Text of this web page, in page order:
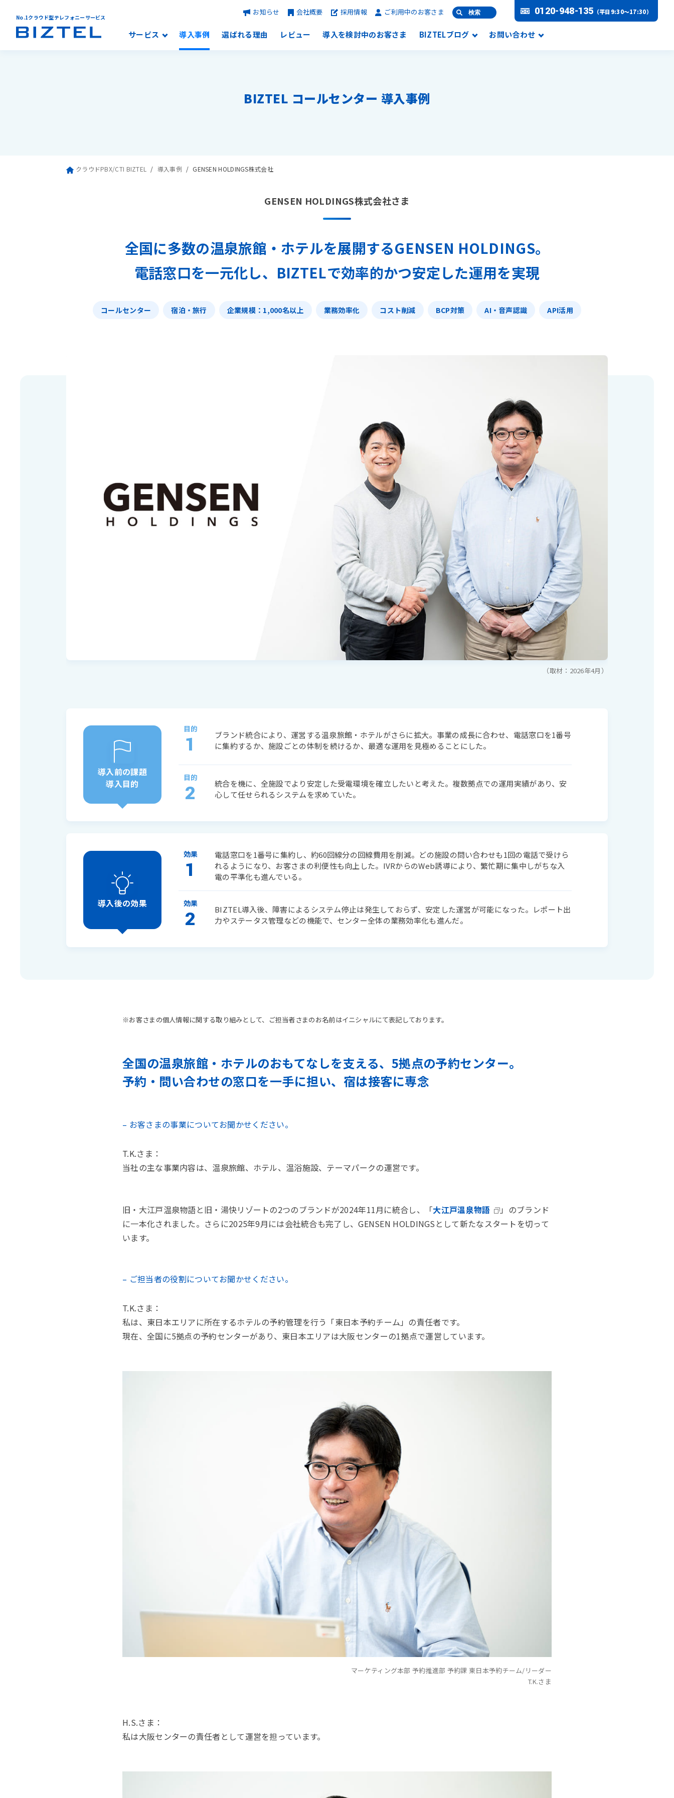
No.1クラウド型テレフォニーサービス
サービス 導入事例 選ばれる理由 レビュー 導入を検討中のお客さま BIZTELブログ お問い合わせ
お知らせ 会社概要 採用情報 ご利用中のお客さま 検索 0120-948-135 （平日9:30～17:30）
BIZTEL コールセンター 導入事例
クラウドPBX/CTI BIZTEL 導入事例 GENSEN HOLDINGS株式会社
GENSEN HOLDINGS株式会社さま
全国に多数の温泉旅館・ホテルを展開するGENSEN HOLDINGS。
電話窓口を一元化し、BIZTELで効率的かつ安定した運用を実現
コールセンター 宿泊・旅行 企業規模：1,000名以上 業務効率化 コスト削減 BCP対策 AI・音声認識 API活用
（取材：2026年4月）
導入前の課題
導入目的
目的
1
ブランド統合により、運営する温泉旅館・ホテルがさらに拡大。事業の成長に合わせ、電話窓口を1番号
に集約するか、施設ごとの体制を続けるか、最適な運用を見極めることにした。
目的
2
統合を機に、全施設でより安定した受電環境を確立したいと考えた。複数拠点での運用実績があり、安
心して任せられるシステムを求めていた。
導入後の効果
効果
1
電話窓口を1番号に集約し、約60回線分の回線費用を削減。どの施設の問い合わせも1回の電話で受けら
れるようになり、お客さまの利便性も向上した。IVRからのWeb誘導により、繁忙期に集中しがちな入
電の平準化も進んでいる。
効果
2
BIZTEL導入後、障害によるシステム停止は発生しておらず、安定した運営が可能になった。レポート出
力やステータス管理などの機能で、センター全体の業務効率化も進んだ。
※お客さまの個人情報に関する取り組みとして、ご担当者さまのお名前はイニシャルにて表記しております。
全国の温泉旅館・ホテルのおもてなしを支える、5拠点の予約センター。
予約・問い合わせの窓口を一手に担い、宿は接客に専念
– お客さまの事業についてお聞かせください。
T.K.さま：
当社の主な事業内容は、温泉旅館、ホテル、温浴施設、テーマパークの運営です。
旧・大江戸温泉物語と旧・湯快リゾートの2つのブランドが2024年11月に統合し、「大江戸温泉物語
」のブランド
に一本化されました。さらに2025年9月には会社統合も完了し、GENSEN HOLDINGSとして新たなスタートを切って
います。
– ご担当者の役割についてお聞かせください。
T.K.さま：
私は、東日本エリアに所在するホテルの予約管理を行う「東日本予約チーム」の責任者です。
現在、全国に5拠点の予約センターがあり、東日本エリアは大阪センターの1拠点で運営しています。
マーケティング本部 予約推進部 予約課 東日本予約チーム/リーダー
T.K.さま
H.S.さま：
私は大阪センターの責任者として運営を担っています。